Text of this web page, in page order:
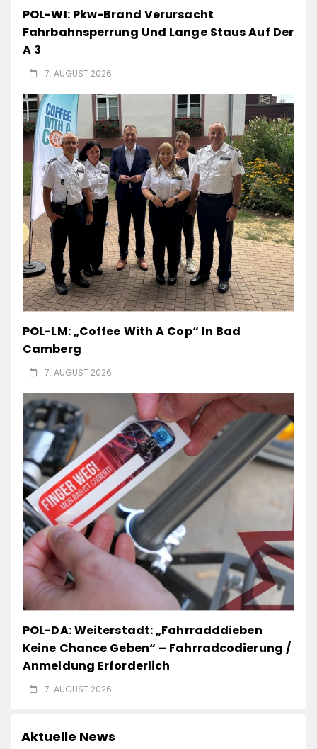
POL-WI: Pkw-Brand Verursacht
Fahrbahnsperrung Und Lange Staus Auf Der
A 3
7. AUGUST 2026
POL-LM: „Coffee With A Cop“ In Bad
Camberg
7. AUGUST 2026
POL-DA: Weiterstadt: „Fahrradddieben
Keine Chance Geben“ – Fahrradcodierung /
Anmeldung Erforderlich
7. AUGUST 2026
Aktuelle News